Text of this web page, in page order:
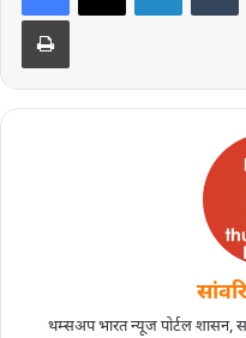
थम्सअप भारत न्यूज पोर्टल शासन,